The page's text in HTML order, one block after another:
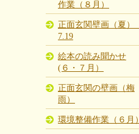
作業（８月）
正面玄関壁画（夏）
7.19
絵本の読み聞かせ
(６・７月）
正面玄関の壁画（梅
雨）
環境整備作業（６月）